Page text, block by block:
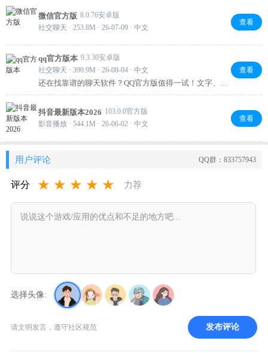
微信官方版 8.0.76安卓版
社交聊天 · 253.8M · 26-07-09 · 中文
查看
qq官方版本 9.3.30安卓版
社交聊天 · 390.9M · 26-08-04 · 中文
还在找靠谱的聊天软件？QQ官方版值得一试！文字、语
音、视频聊天都挺流畅，表情和游戏玩法也够丰富。换
绑实名认证几步就能搞定，日常沟通或工作联络都很实
用。老牌软件稳得很，下载不亏！
查看
抖音最新版本2026 103.0.0官方版
影音播放 · 544.1M · 26-06-02 · 中文
查看
用户评论 QQ群：833757943
评分 ★ ★ ★ ★ ★ 力荐
选择头像:
请文明发言，遵守社区规范 发布评论